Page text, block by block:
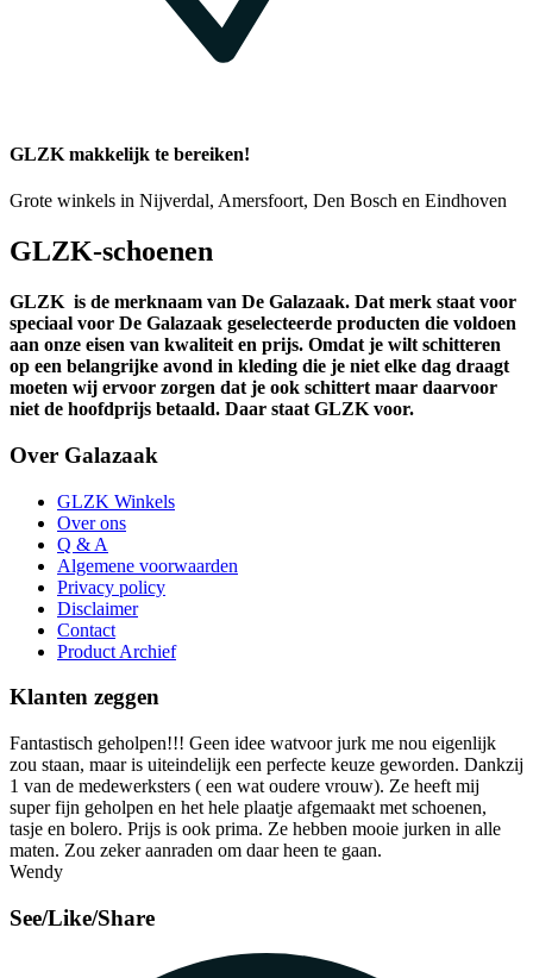
GLZK makkelijk te bereiken!
Grote winkels in Nijverdal, Amersfoort, Den Bosch en Eindhoven
GLZK-schoenen
GLZK is de merknaam van De Galazaak. Dat merk staat voor
speciaal voor De Galazaak geselecteerde producten die voldoen
aan onze eisen van kwaliteit en prijs. Omdat je wilt schitteren
op een belangrijke avond in kleding die je niet elke dag draagt
moeten wij ervoor zorgen dat je ook schittert maar daarvoor
niet de hoofdprijs betaald. Daar staat GLZK voor.
Over Galazaak
GLZK Winkels
Over ons
Q & A
Algemene voorwaarden
Privacy policy
Disclaimer
Contact
Product Archief
Klanten zeggen
Fantastisch geholpen!!! Geen idee watvoor jurk me nou eigenlijk
zou staan, maar is uiteindelijk een perfecte keuze geworden. Dankzij
1 van de medewerksters ( een wat oudere vrouw). Ze heeft mij
super fijn geholpen en het hele plaatje afgemaakt met schoenen,
tasje en bolero. Prijs is ook prima. Ze hebben mooie jurken in alle
maten. Zou zeker aanraden om daar heen te gaan.
Wendy
See/Like/Share